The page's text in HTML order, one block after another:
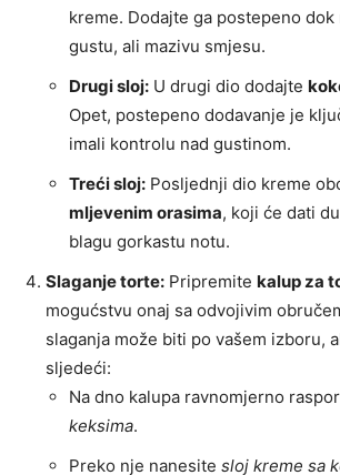
kreme. Dodajte ga postepeno
gustu, ali mazivu smjesu.
Drugi sloj: U drugi dio dodajte
Opet, postepeno dodavanje je
imali kontrolu nad gustinom.
Treći sloj: Posljednji dio kreme
mljevenim orasima, koji će dati
blagu gorkastu notu.
Slaganje torte: Pripremite kalup za
mogućstvu onaj sa odvojivim
slaganja može biti po vašem izboru,
sljedeći:
Na dno kalupa ravnomjerno
keksima.
Preko nje nanesite sloj kreme sa